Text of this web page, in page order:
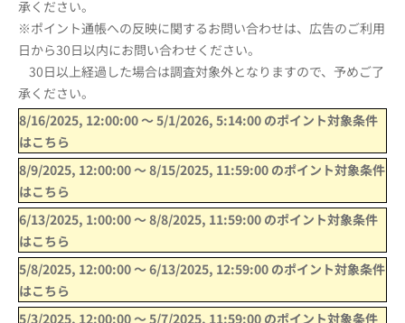
承ください。
※ポイント通帳への反映に関するお問い合わせは、広告のご利用
日から30日以内にお問い合わせください。
30日以上経過した場合は調査対象外となりますので、予めご了
承ください。
8/16/2025, 12:00:00〜5/1/2026, 5:14:00 のポイント対象条件
はこちら
8/9/2025, 12:00:00〜8/15/2025, 11:59:00 のポイント対象条件
はこちら
6/13/2025, 1:00:00〜8/8/2025, 11:59:00 のポイント対象条件
はこちら
5/8/2025, 12:00:00〜6/13/2025, 12:59:00 のポイント対象条件
はこちら
5/3/2025, 12:00:00〜5/7/2025, 11:59:00 のポイント対象条件